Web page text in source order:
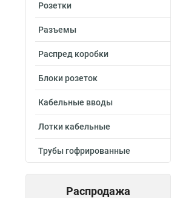
Розетки
Разъемы
Распред коробки
Блоки розеток
Кабельные вводы
Лотки кабельные
Трубы гофрированные
Распродажа